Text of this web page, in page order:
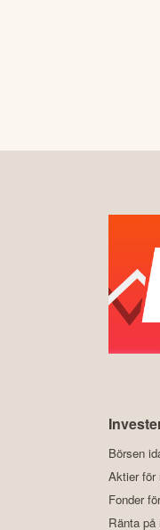
Börsen
Aktier för
Fonder
Ränta på